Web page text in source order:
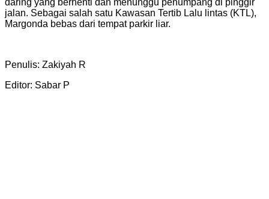
jalan. Sebagai salah satu Kawasan Tertib Lalu lintas (KTL),
Margonda bebas dari tempat parkir liar.
Penulis: Zakiyah R
Editor: Sabar P